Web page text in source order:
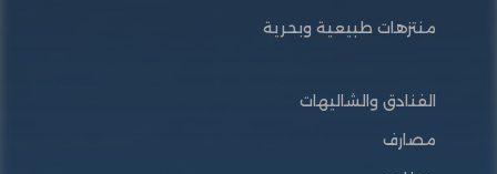
منتزهات طبيعية وبحرية
الفنادق والشاليهات
مصارف